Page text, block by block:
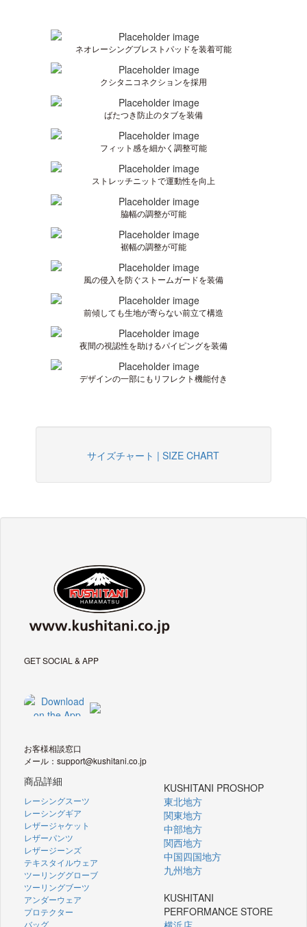
ネオレーシングブレストパッドを装着可能
クシタニコネクションを採用
ばたつき防止のタブを装備
フィット感を細かく調整可能
ストレッチニットで運動性を向上
脇幅の調整が可能
裾幅の調整が可能
風の侵入を防ぐストームガードを装備
前傾しても生地が寄らない前立て構造
夜間の視認性を助けるパイピングを装備
デザインの一部にもリフレクト機能付き
サイズチャート | SIZE CHART
GET SOCIAL & APP
お客様相談窓口
メール：support@kushitani.co.jp
商品詳細
レーシングスーツ
レーシングギア
レザージャケット
レザーパンツ
レザージーンズ
テキスタイルウェア
ツーリンググローブ
ツーリングブーツ
アンダーウェア
プロテクター
バッグ
KUSHITANI PROSHOP
東北地方
関東地方
中部地方
関西地方
中国四国地方
九州地方
KUSHITANI
PERFORMANCE STORE